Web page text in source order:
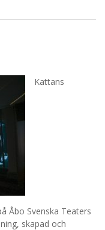
Kattans
Åbo Svenska Teaters
skapad och